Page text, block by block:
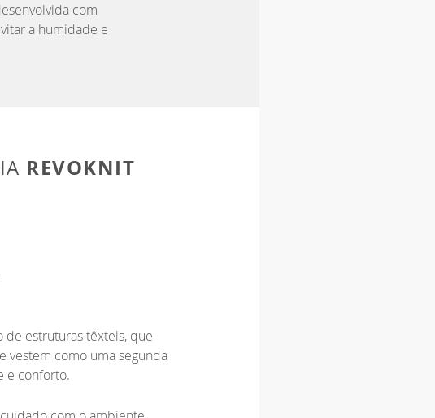
com
a humidade e
REVOKNIT
estruturas têxteis, que
vestem como uma segunda
e conforto.